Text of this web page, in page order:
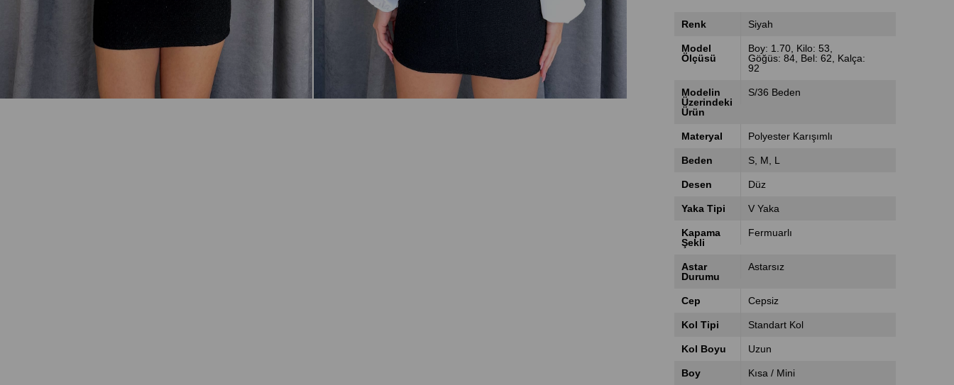
Renk Siyah
Model
Ölçüsü
Boy: 1.70, Kilo: 53,
Göğüs: 84, Bel: 62, Kalça:
92
Modelin
Üzerindeki
Ürün
S/36 Beden
Materyal Polyester Karışımlı
Beden S M L
Desen Düz
Yaka Tipi V Yaka
Kapama
Şekli
Fermuarlı
Astar
Durumu
Astarsız
Cep Cepsiz
Kol Tipi Standart Kol
Kol Boyu Uzun
Boy Kısa / Mini